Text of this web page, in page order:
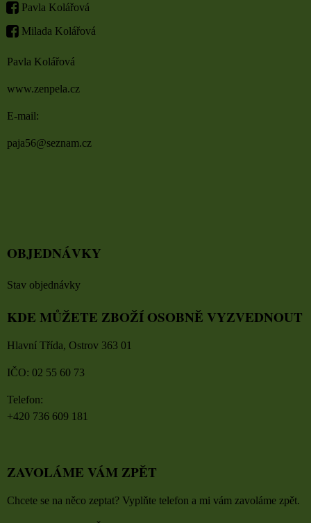
Pavla Kolářová
Milada Kolářová
Pavla Kolářová
www.zenpela.cz
E-mail:
paja56@seznam.cz
OBJEDNÁVKY
Stav objednávky
KDE MŮŽETE ZBOŽÍ OSOBNĚ VYZVEDNOUT
Hlavní Třída, Ostrov 363 01
IČO: 02 55 60 73
Telefon:
+420 736 609 181
ZAVOLÁME VÁM ZPĚT
Chcete se na něco zeptat? Vyplňte telefon a mi vám zavoláme zpět.